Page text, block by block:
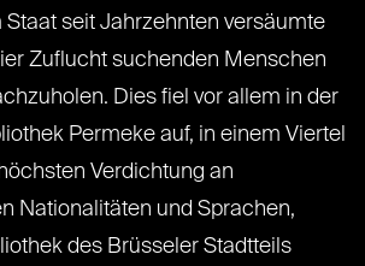
Staat seit Jahrzehnten versäumte
Zuflucht suchenden Menschen
Dies fiel vor allem in der
Permeke auf, in einem Viertel
Verdichtung an
Nationalitäten und Sprachen,
des Brüsseler Stadtteils